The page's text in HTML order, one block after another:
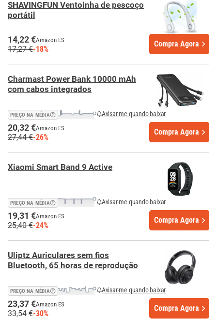
SHAVINGFUN Ventoinha de pescoço
portátil
14,22 €Amazon ES
17,27 €-18%
Compra Agora
Charmast Power Bank 10000 mAh
com cabos integrados
PREÇO NA MÉDIA Avisar-me quando baixar
20,32 €Amazon ES
27,44 €-26%
Compra Agora
Xiaomi Smart Band 9 Active
PREÇO NA MÉDIA Avisar-me quando baixar
19,31 €Amazon ES
25,40 €-24%
Compra Agora
Uliptz Auriculares sem fios
Bluetooth, 65 horas de reprodução
PREÇO NA MÉDIA Avisar-me quando baixar
23,37 €Amazon ES
33,54 €-30%
Compra Agora